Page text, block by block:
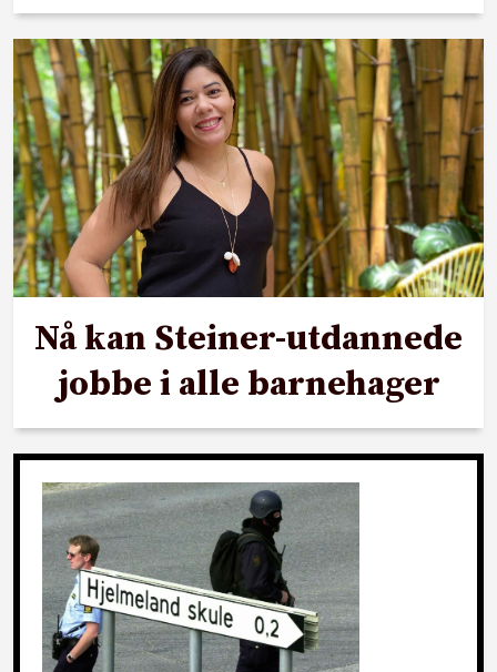
Nå kan Steiner-utdannede
jobbe i alle barnehager